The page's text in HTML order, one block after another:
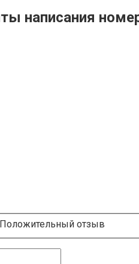
написания
Положительный отзыв